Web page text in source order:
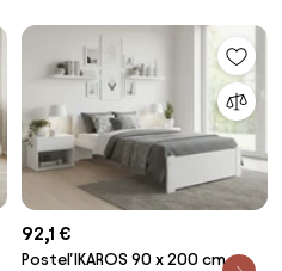
92,1 €
Posteľ IKAROS 90 x 200 cm,